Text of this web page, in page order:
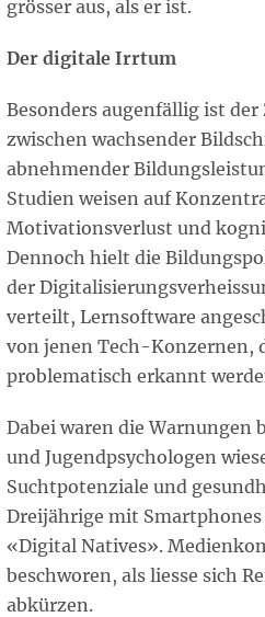
grösser aus, als er ist.
Der digitale Irrtum
Besonders augenfällig ist
zwischen wachsender
abnehmender
Studien weisen auf
Motivationsverlust und
Dennoch hielt die
der
verteilt, Lernsoftware
von jenen Tech-Konzernen,
problematisch erkannt
Dabei waren die Warnungen
und Jugendpsychologen
Suchtpotenziale und
Dreijährige mit
«Digital Natives».
beschworen, als liesse sich
abkürzen.